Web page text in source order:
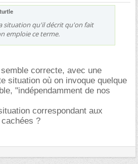
situation qu'il décrit qu'on fait
emploie ce terme.
correcte, avec une
situation où on invoque quelque
"indépendamment de nos
correspondant aux
?